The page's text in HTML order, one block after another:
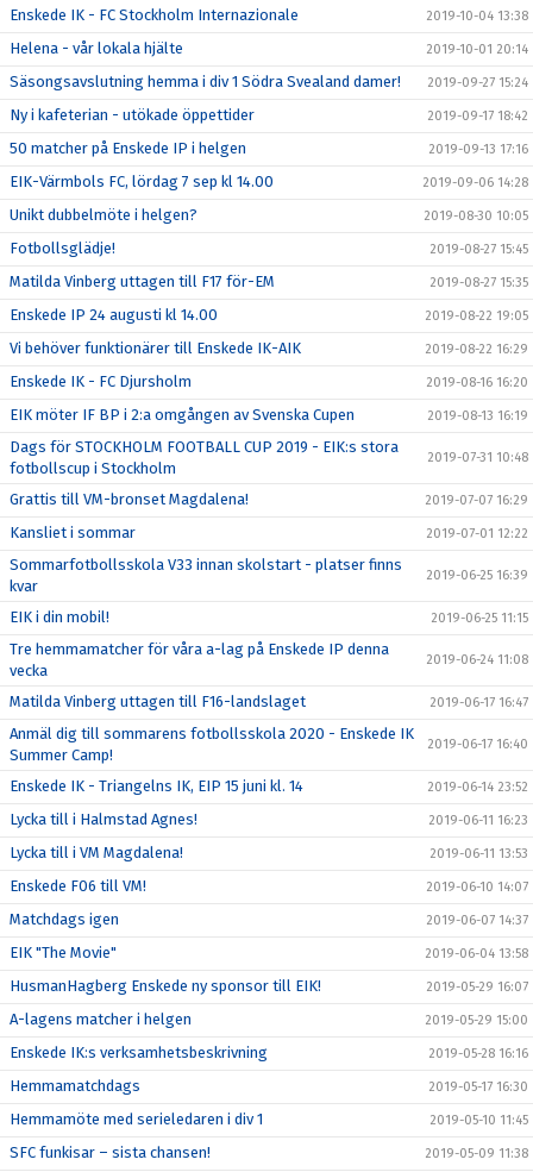
Enskede IK - FC Stockholm Internazionale 2019-10-04 13:38
Helena - vår lokala hjälte 2019-10-01 20:14
Säsongsavslutning hemma i div 1 Södra Svealand damer! 2019-09-27 15:24
Ny i kafeterian - utökade öppettider 2019-09-17 18:42
50 matcher på Enskede IP i helgen 2019-09-13 17:16
EIK-Värmbols FC, lördag 7 sep kl 14.00 2019-09-06 14:28
Unikt dubbelmöte i helgen? 2019-08-30 10:05
Fotbollsglädje! 2019-08-27 15:45
Matilda Vinberg uttagen till F17 för-EM 2019-08-27 15:35
Enskede IP 24 augusti kl 14.00 2019-08-22 19:05
Vi behöver funktionärer till Enskede IK-AIK 2019-08-22 16:29
Enskede IK - FC Djursholm 2019-08-16 16:20
EIK möter IF BP i 2:a omgången av Svenska Cupen 2019-08-13 16:19
Dags för STOCKHOLM FOOTBALL CUP 2019 - EIK:s stora
fotbollscup i Stockholm
2019-07-31 10:48
Grattis till VM-bronset Magdalena! 2019-07-07 16:29
Kansliet i sommar 2019-07-01 12:22
Sommarfotbollsskola V33 innan skolstart - platser finns
kvar
2019-06-25 16:39
EIK i din mobil! 2019-06-25 11:15
Tre hemmamatcher för våra a-lag på Enskede IP denna
vecka
2019-06-24 11:08
Matilda Vinberg uttagen till F16-landslaget 2019-06-17 16:47
Anmäl dig till sommarens fotbollsskola 2020 - Enskede IK
Summer Camp!
2019-06-17 16:40
Enskede IK - Triangelns IK, EIP 15 juni kl. 14 2019-06-14 23:52
Lycka till i Halmstad Agnes! 2019-06-11 16:23
Lycka till i VM Magdalena! 2019-06-11 13:53
Enskede F06 till VM! 2019-06-10 14:07
Matchdags igen 2019-06-07 14:37
EIK "The Movie" 2019-06-04 13:58
HusmanHagberg Enskede ny sponsor till EIK! 2019-05-29 16:07
A-lagens matcher i helgen 2019-05-29 15:00
Enskede IK:s verksamhetsbeskrivning 2019-05-28 16:16
Hemmamatchdags 2019-05-17 16:30
Hemmamöte med serieledaren i div 1 2019-05-10 11:45
SFC funkisar – sista chansen! 2019-05-09 11:38